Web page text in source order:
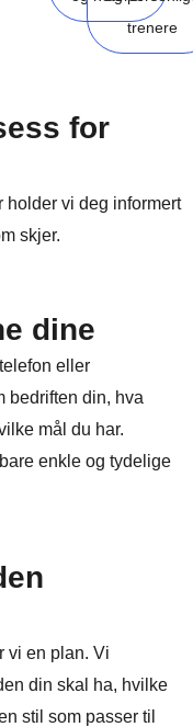
trenere
for
holder vi deg informert
skjer.
dine
eller
bedriften din, hva
mål du har.
enkle og tydelige
vi en plan. Vi
din skal ha, hvilke
stil som passer til